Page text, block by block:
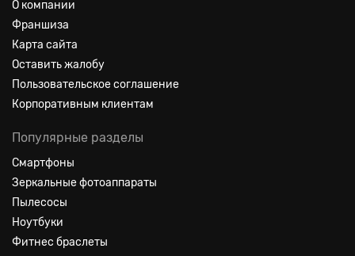
О компании
Франшиза
Карта сайта
Оставить жалобу
Пользовательское соглашение
Корпоративным клиентам
Популярные разделы
Смартфоны
Зеркальные фотоаппараты
Пылесосы
Ноутбуки
Фитнес браслеты